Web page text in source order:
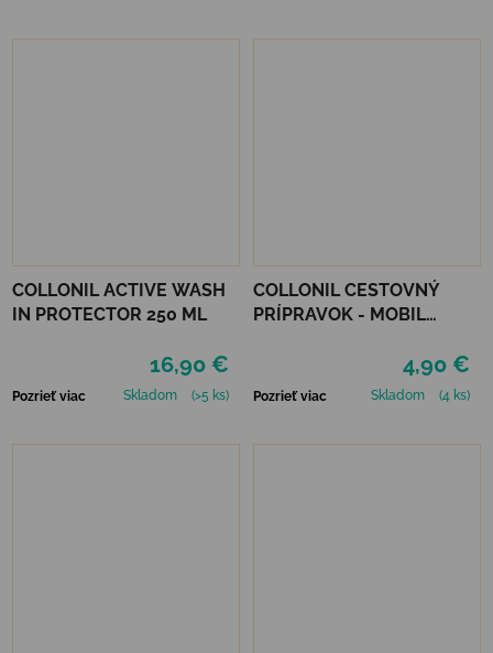
COLLONIL ACTIVE WASH
IN PROTECTOR 250 ML
16,90 €
Pozrieť viac Skladom (>5 ks)
COLLONIL CESTOVNÝ
PRÍPRAVOK - MOBIL
4,90 €
Pozrieť viac Skladom (4 ks)